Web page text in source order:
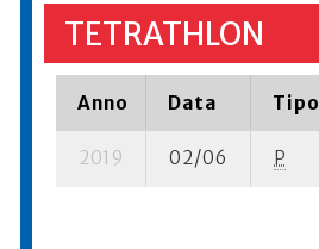
TETRATHLON
Anno Data Tipo
2019 02/06 P